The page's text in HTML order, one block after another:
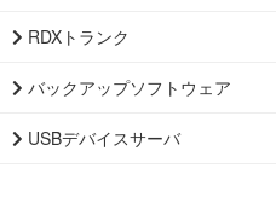
RDXトランク
バックアップソフトウェア
USBデバイスサーバ